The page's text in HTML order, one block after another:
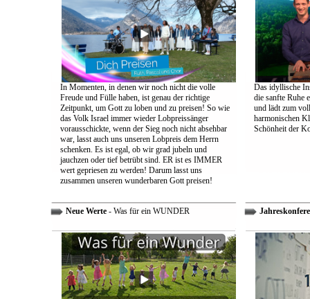
In Momenten, in denen wir noch nicht die volle
Freude und Fülle haben, ist genau der richtige
Zeitpunkt, um Gott zu loben und zu preisen! So wie
das Volk Israel immer wieder Lobpreissänger
vorausschickte, wenn der Sieg noch nicht absehbar
war, lasst auch uns unseren Lobpreis dem Herrn
schenken. Es ist egal, ob wir grad jubeln und
jauchzen oder tief betrübt sind. ER ist es IMMER
wert gepriesen zu werden! Darum lasst uns
zusammen unseren wunderbaren Gott preisen!
Das idyllische
die sanfte Ruhe
und lädt zum
harmonischen
Schönheit der
Neue Werte- Was für ein WUNDER